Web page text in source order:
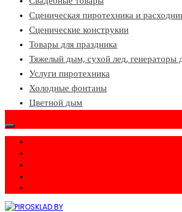
Сценическая пиротехника и
Сценические конструкии
Товары для праздника
Тяжелый дым, сухой лед, генераторы
Услуги пиротехника
Холодные фонтаны
Цветной дым